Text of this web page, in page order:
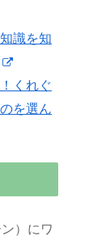
識を知
くれぐ
を選ん
）にワ